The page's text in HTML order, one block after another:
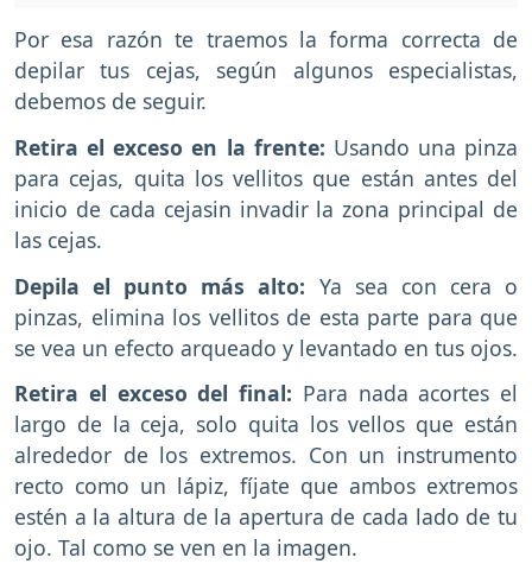
Por esa razón te traemos la forma correcta de
depilar tus cejas, según algunos especialistas,
debemos de seguir.
Retira el exceso en la frente: Usando una pinza
para cejas, quita los vellitos que están antes del
inicio de cada cejasin invadir la zona principal de
las cejas.
Depila el punto más alto: Ya sea con cera o
pinzas, elimina los vellitos de esta parte para que
se vea un efecto arqueado y levantado en tus ojos.
Retira el exceso del final: Para nada acortes el
largo de la ceja, solo quita los vellos que están
alrededor de los extremos. Con un instrumento
recto como un lápiz, fíjate que ambos extremos
estén a la altura de la apertura de cada lado de tu
ojo. Tal como se ven en la imagen.